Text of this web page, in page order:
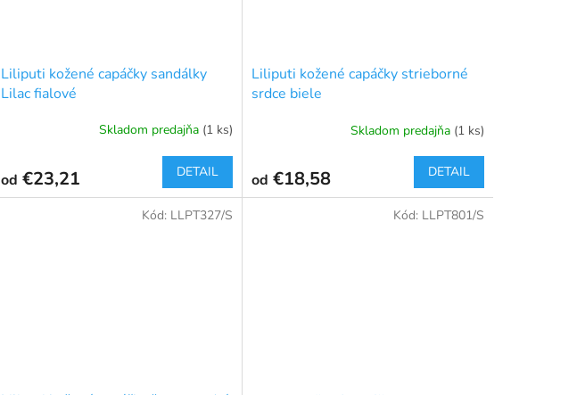
Liliputi kožené capáčky sandálky
Lilac fialové
Skladom predajňa (1 ks)
od €23,21 DETAIL
Liliputi kožené capáčky strieborné
srdce biele
Skladom predajňa (1 ks)
od €18,58 DETAIL
Kód: LLPT327/S Kód: LLPT801/S